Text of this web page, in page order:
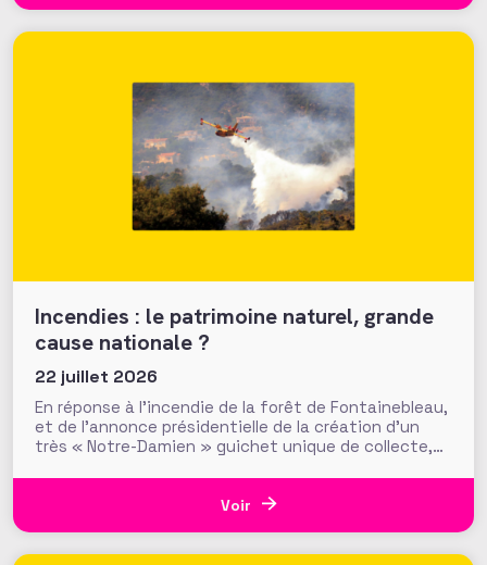
Incendies : le patrimoine naturel, grande
cause nationale ?
22 juillet 2026
En réponse à l’incendie de la forêt de Fontainebleau,
et de l’annonce présidentielle de la création d’un
très « Notre-Damien » guichet unique de collecte,
d’une semaine par la Fondation du Patrimoine. Alors
que d’autres collectes, par l’ONF ou des particuliers,
Voir